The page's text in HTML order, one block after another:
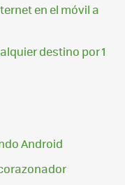
en el móvil a
destino por 1
Android